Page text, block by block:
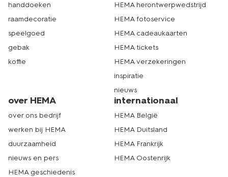
handdoeken
raamdecoratie
speelgoed
gebak
koffie
HEMA herontwerpwedstrijd
HEMA fotoservice
HEMA cadeaukaarten
HEMA tickets
HEMA verzekeringen
inspiratie
nieuws
over HEMA
over ons bedrijf
werken bij HEMA
duurzaamheid
nieuws en pers
HEMA geschiedenis
internationaal
HEMA België
HEMA Duitsland
HEMA Frankrijk
HEMA Oostenrijk